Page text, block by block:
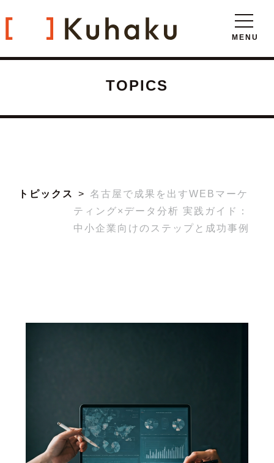
TOPICS
トピックス
名古屋で成果を出すWEBマーケ
ティング×データ分析 実践ガイド：
中小企業向けのステップと成功事例